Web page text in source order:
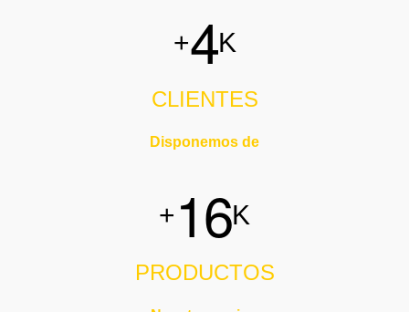
+4K
CLIENTES
Disponemos de
+ 16K
PRODUCTOS